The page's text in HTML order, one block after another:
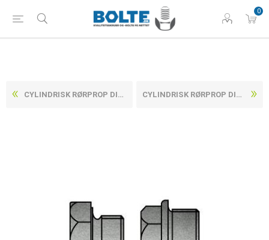
0
CYLINDRISK RØRPROP DIN 7604 ELFORZINKET STÅL MED FINGEVIND TYPE A (KORT GEVIND) M30X1,5 (25 STK) CYLINDRISK RØRPROP DIN 7604 ELFORZINKET STÅL MED FINGEVIND TYPE A (KORT GEVIND) M12X1,5 (50 STK)